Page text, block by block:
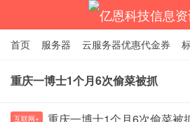
亿恩科技信息资
首页 服务器 云服务器优惠代金券
重庆一博士1个月6次偷菜被抓
互联网+